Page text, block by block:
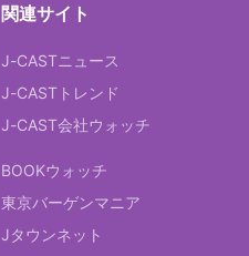
関連サイト
J-CASTニュース
J-CASTトレンド
J-CAST会社ウォッチ
BOOKウォッチ
東京バーゲンマニア
Jタウンネット